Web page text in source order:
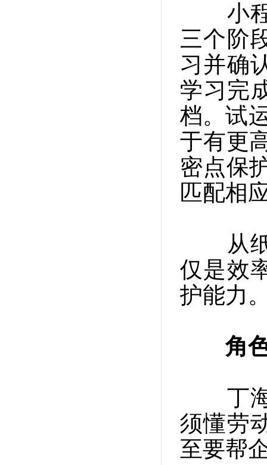
小程
三个阶
习并确
学习完
档。试
于有更
密点保
匹配相
从纸
仅是效
护能力
角
丁海
须懂劳
至要帮